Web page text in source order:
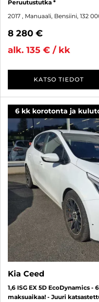
Peruutustutka *
2017 , Manuaali, Bensiini, 132
8 280 €
alk. 135 € / kk
KATSO TIEDOT
6 kk korotonta ja
Kia Ceed
1,6 ISG EX 5D EcoDynamics
maksuaikaa! - Juuri